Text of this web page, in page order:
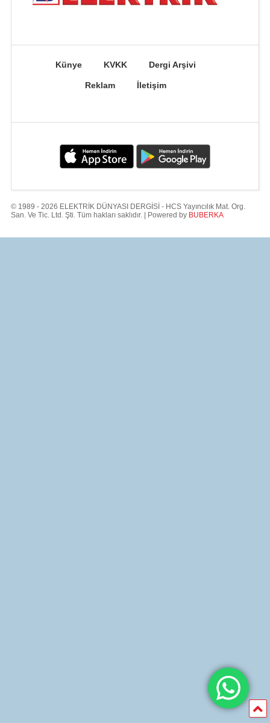
Künye KVKK Dergi Arşivi
Reklam İletişim
© 1989 - 2026 ELEKTRİK DÜNYASI DERGİSİ - HCS Yayıncılık Mat. Org.
San. Ve Tic. Ltd. Şti. Tüm hakları saklıdır. | Powered by BUBERKA